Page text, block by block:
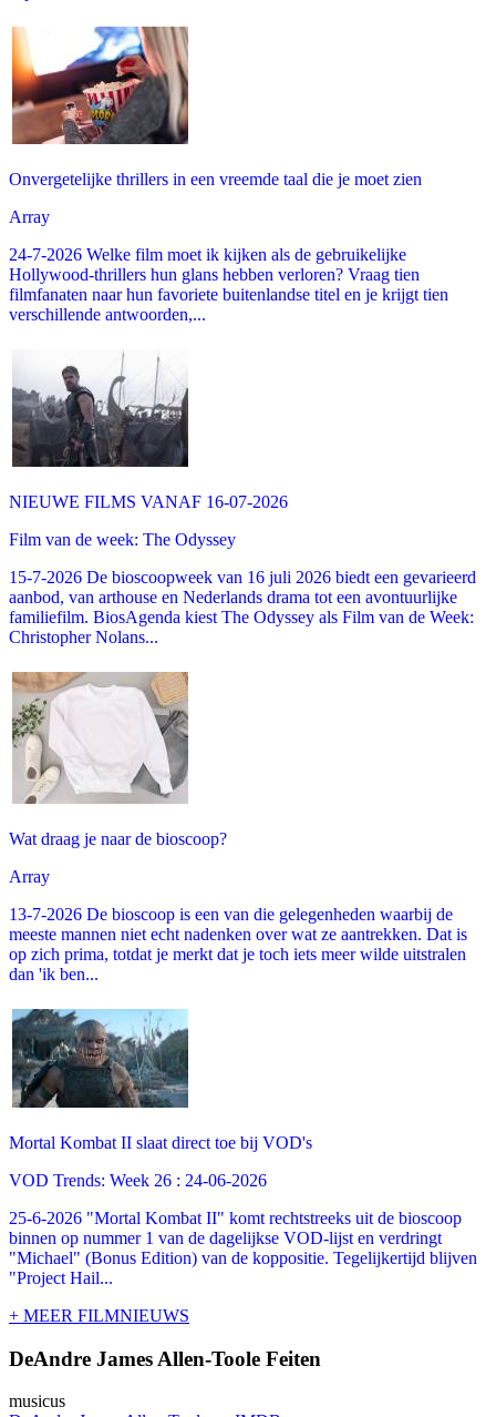
Onvergetelijke thrillers in een vreemde taal die je moet zien
Array
24-7-2026 Welke film moet ik kijken als de gebruikelijke
Hollywood-thrillers hun glans hebben verloren? Vraag tien
filmfanaten naar hun favoriete buitenlandse titel en je krijgt tien
verschillende antwoorden,...
NIEUWE FILMS VANAF 16-07-2026
Film van de week: The Odyssey
15-7-2026 De bioscoopweek van 16 juli 2026 biedt een gevarieerd
aanbod, van arthouse en Nederlands drama tot een avontuurlijke
familiefilm. BiosAgenda kiest The Odyssey als Film van de Week:
Christopher Nolans...
Wat draag je naar de bioscoop?
Array
13-7-2026 De bioscoop is een van die gelegenheden waarbij de
meeste mannen niet echt nadenken over wat ze aantrekken. Dat is
op zich prima, totdat je merkt dat je toch iets meer wilde uitstralen
dan 'ik ben...
Mortal Kombat II slaat direct toe bij VOD's
VOD Trends: Week 26 : 24-06-2026
25-6-2026 "Mortal Kombat II" komt rechtstreeks uit de bioscoop
binnen op nummer 1 van de dagelijkse VOD-lijst en verdringt
"Michael" (Bonus Edition) van de koppositie. Tegelijkertijd blijven
"Project Hail...
+ MEER FILMNIEUWS
DeAndre James Allen-Toole Feiten
musicus